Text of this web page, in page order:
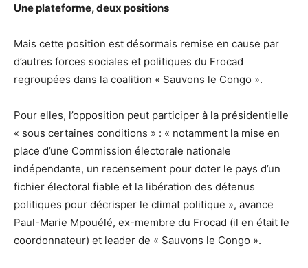
Une plateforme, deux positions
Mais cette position est désormais remise en cause par
d’autres forces sociales et politiques du Frocad
regroupées dans la coalition « Sauvons le Congo ».
Pour elles, l’opposition peut participer à la présidentielle
« sous certaines conditions » : « notamment la mise en
place d’une Commission électorale nationale
indépendante, un recensement pour doter le pays d’un
fichier électoral fiable et la libération des détenus
politiques pour décrisper le climat politique », avance
Paul-Marie Mpouélé, ex-membre du Frocad (il en était le
coordonnateur) et leader de « Sauvons le Congo ».